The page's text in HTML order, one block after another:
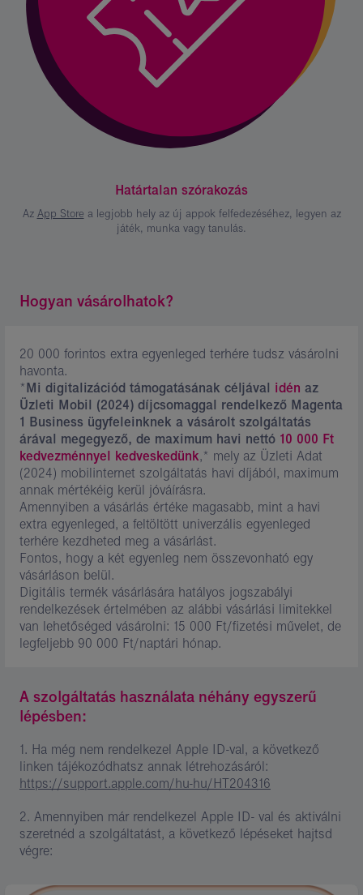
Határtalan szórakozás
Az App Store a legjobb hely az új appok felfedezéséhez, legyen az
játék, munka vagy tanulás.
Hogyan vásárolhatok?
20 000 forintos extra egyenleged terhére tudsz vásárolni
havonta.
*Mi digitalizációd támogatásának céljával idén az
Üzleti Mobil (2024) díjcsomaggal rendelkező Magenta
1 Business ügyfeleinknek a vásárolt szolgáltatás
árával megegyező, de maximum havi nettó 10 000 Ft
kedvezménnyel kedveskedünk,* mely az Üzleti Adat
(2024) mobilinternet szolgáltatás havi díjából, maximum
annak mértékéig kerül jóváírásra.
Amennyiben a vásárlás értéke magasabb, mint a havi
extra egyenleged, a feltöltött univerzális egyenleged
terhére kezdheted meg a vásárlást.
Fontos, hogy a két egyenleg nem összevonható egy
vásárláson belül.
Digitális termék vásárlására hatályos jogszabályi
rendelkezések értelmében az alábbi vásárlási limitekkel
van lehetőséged vásárolni: 15 000 Ft/fizetési művelet, de
legfeljebb 90 000 Ft/naptári hónap.
A szolgáltatás használata néhány egyszerű
lépésben:
1. Ha még nem rendelkezel Apple ID-val, a következő
linken tájékozódhatsz annak létrehozásáról:
https://support.apple.com/hu-hu/HT204316
2. Amennyiben már rendelkezel Apple ID- val és aktiválni
szeretnéd a szolgáltatást, a következő lépéseket hajtsd
végre: